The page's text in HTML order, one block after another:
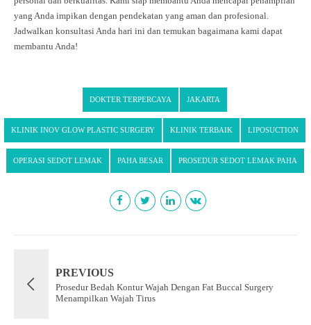
yang Anda impikan dengan pendekatan yang aman dan profesional.
Jadwalkan konsultasi Anda hari ini dan temukan bagaimana kami dapat
membantu Anda!
DOKTER TERPERCAYA JAKARTA
KLINIK INOV GLOW PLASTIC SURGERY KLINIK TERBAIK LIPOSUCTION
OPERASI SEDOT LEMAK PAHA BESAR PROSEDUR SEDOT LEMAK PAHA
PREVIOUS
Prosedur Bedah Kontur Wajah Dengan Fat Buccal Surgery
Menampilkan Wajah Tirus